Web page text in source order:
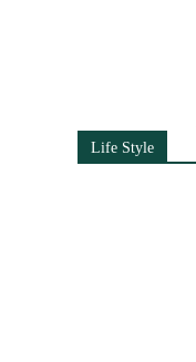
Life Style